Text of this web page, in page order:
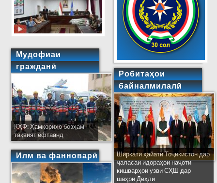
Мудофиаи
гражданӣ
КҲФ: Ҳамкориҳо бозҳам
тақвият ёфтаанд
Илм ва фанноварӣ
Робитаҳои
байналмилалӣ
Ширкати ҳайати Тоҷикистон дар
ҷаласаи идораҳои наҷоти
кишварҳои узви СҲШ дар
шаҳри Деҳлӣ